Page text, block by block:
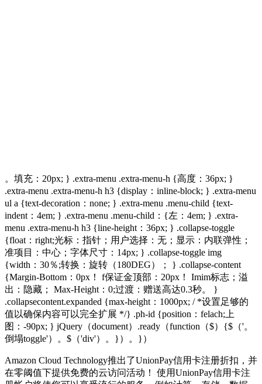
。填充：20px; } .extra-menu .extra-menu-h {高度：36px; }
.extra-menu .extra-menu-h h3 {display：inline-block; } .extra-menu
ul a {text-decoration：none; } .extra-menu .menu-child {text-
indent：4em; } .extra-menu .menu-child：{左：4em; } .extra-
menu .extra-menu-h h3 {line-height：36px; } .collapse-toggle
{float：right;光标：指针；用户选择：无；显示：内联弹性；
准项目：中心；字体尺寸：14px; } .collapse-toggle img
{width：30％;转换：旋转（180DEG）； } .collapse-content
{Margin-Bottom：0px！ f保证金顶部：20px！ Imim标志；溢
出：隐藏； Max-Height：0;过渡：赠送高达0.3秒。 }
.collapsecontent.expanded {max-height：1000px; / *设置足够的
值以确保内容可以完全扩展 */} .ph-id {position：felach;上
图：-90px; } jQuery（document）.ready（function（$）{$（'。
倒塌toggle'）。$（'div'）。}）。}）
Amazon Cloud Technology推出了UnionPay信用卡注册折扣，并
在零阈值下提供免费的云访问活动！ 使用UnionPay信用卡注